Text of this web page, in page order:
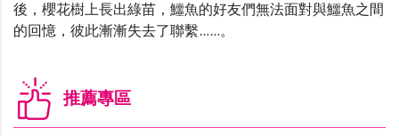
後，櫻花樹上長出綠苗，鱷魚的好友們無法面對與鱷魚之間
的回憶，彼此漸漸失去了聯繫……。
推薦專區